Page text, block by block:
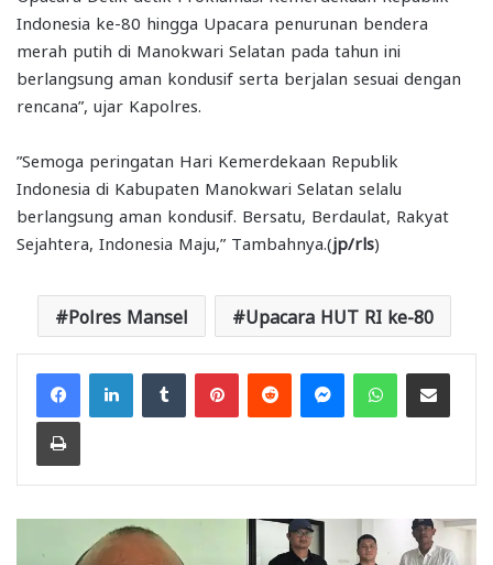
Indonesia ke-80 hingga Upacara penurunan bendera
merah putih di Manokwari Selatan pada tahun ini
berlangsung aman kondusif serta berjalan sesuai dengan
rencana”, ujar Kapolres.
”Semoga peringatan Hari Kemerdekaan Republik
Indonesia di Kabupaten Manokwari Selatan selalu
berlangsung aman kondusif. Bersatu, Berdaulat, Rakyat
Sejahtera, Indonesia Maju,” Tambahnya.(jp/rls)
Polres Mansel Upacara HUT RI ke-80
FacebookLinkedInTumblr PinterestReddit MessengerWhatsAppShare via Email
Print